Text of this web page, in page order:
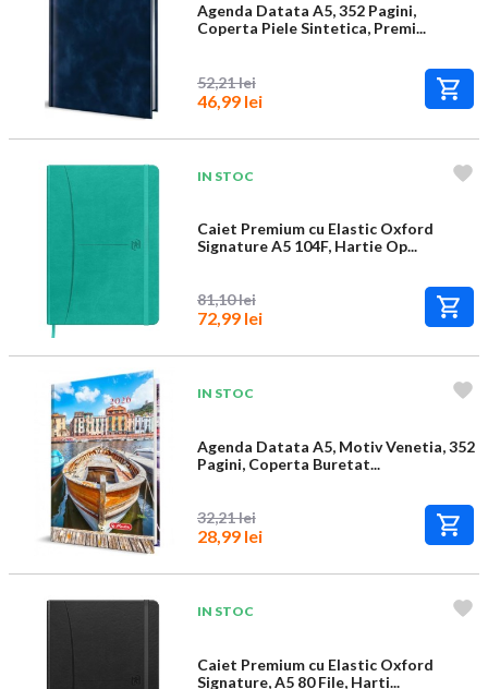
Agenda Datata A5, 352 Pagini,
Coperta Piele Sintetica, Premi...
52,21 lei
46,99 lei
IN STOC
Caiet Premium cu Elastic Oxford
Signature A5 104F, Hartie Op...
81,10 lei
72,99 lei
IN STOC
Agenda Datata A5, Motiv Venetia, 352
Pagini, Coperta Buretat...
32,21 lei
28,99 lei
IN STOC
Caiet Premium cu Elastic Oxford
Signature, A5 80 File, Harti...